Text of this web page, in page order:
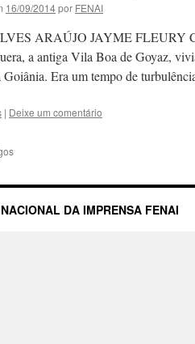
16/09/2014por FENAI
ARAÚJO JAYME FLEURY
a antiga Vila Boa de Goyaz,
Goiânia. Era um tempo de
| Deixe um comentário
DA IMPRENSA FENAI